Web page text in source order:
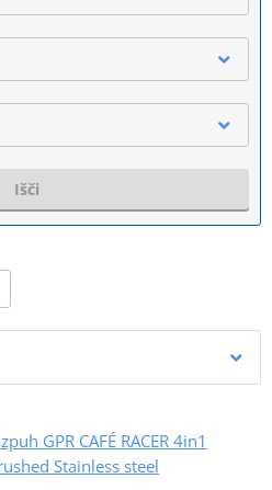
Išči
GPR CAFÉ RACER 4in1
Stainless steel